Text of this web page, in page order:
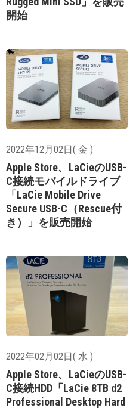
開始
2022年12月02日( 金 )
Apple Store、LaCieのUSB-
C接続モバイルドライブ
「LaCie Mobile Drive
Secure USB-C（Rescue付
き）」を販売開始
2022年02月02日( 水 )
Apple Store、LaCieのUSB-
C接続HDD「LaCie 8TB d2
Professional Desktop Hard